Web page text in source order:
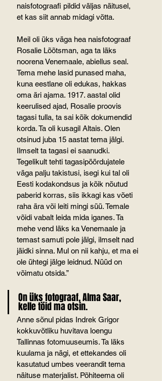
naisfotograafi pildid väljas näitusel,
et kas siit annab midagi võtta.
Meil oli üks väga hea naisfotograaf
Rosalie Lõõtsman, aga ta läks
noorena Venemaale, abiellus seal.
Tema mehe lasid punased maha,
kuna eestlane oli edukas, hakkas
oma äri ajama. 1917. aastal olid
keerulised ajad, Rosalie proovis
tagasi tulla, ta sai kõik dokumendid
korda. Ta oli kusagil Altais. Olen
otsinud juba 15 aastat tema jälgi.
Ilmselt ta tagasi ei saanudki.
Tegelikult tehti tagasipöördujatele
väga palju takistusi, isegi kui tal oli
Eesti kodakondsus ja kõik nõutud
paberid korras, siis ikkagi kas võeti
raha ära või leiti mingi süü. Temale
võidi vabalt leida mida iganes. Ta
mehe vend läks ka Venemaale ja
temast samuti pole jälgi, ilmselt nad
jäidki sinna. Mul on nii kahju, et ma ei
ole ühtegi jälge leidnud. Nüüd on
võimatu otsida.”
On üks fotograaf, Alma Saar,
kelle töid ma otsin.
Anne sõnul pidas Indrek Grigor
kokkuvõtliku huvitava loengu
Tallinnas fotomuuseumis. Ta läks
kuulama ja nägi, et ettekandes oli
kasutatud umbes veerandit tema
näituse materjalist. Põhiteema oli